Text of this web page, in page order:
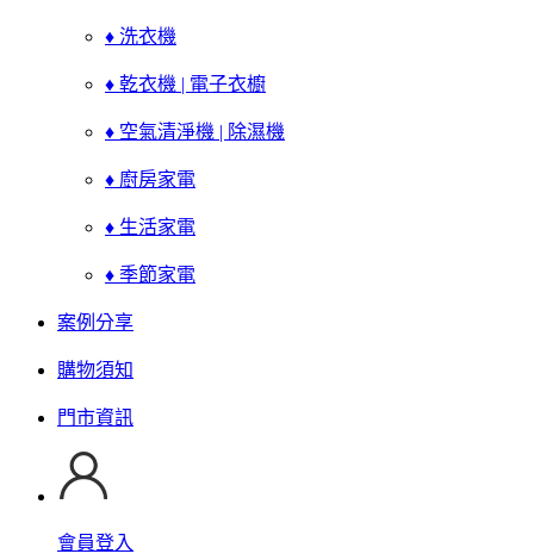
♦ 洗衣機
♦ 乾衣機 | 電子衣櫥
♦ 空氣清淨機 | 除濕機
♦ 廚房家電
♦ 生活家電
♦ 季節家電
案例分享
購物須知
門市資訊
會員登入